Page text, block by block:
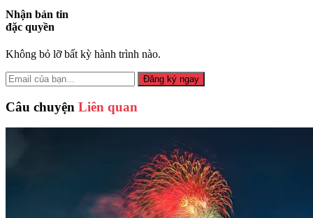
Nhận bản tin
đặc quyền
Không bỏ lỡ bất kỳ hành trình nào.
Đăng ký ngay
Câu chuyện Liên quan